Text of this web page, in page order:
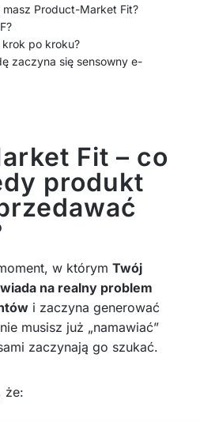
Product-Market Fit?
po kroku?
zaczyna się sensowny e-
Fit – co
produkt
w którym Twój
na realny problem
i zaczyna generować
musisz już „namawiać”
zaczynają go szukać.
że: